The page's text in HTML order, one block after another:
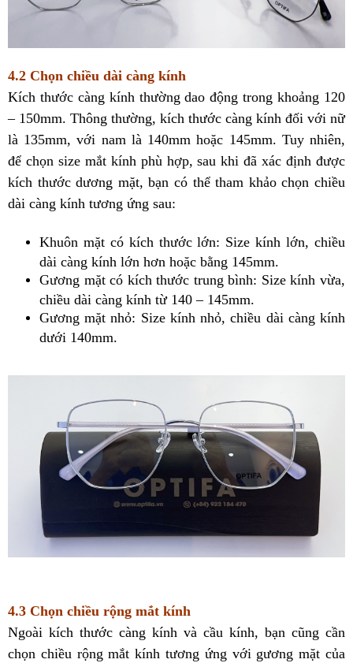
4.2 Chọn chiều dài càng kính
Kích thước càng kính thường dao động trong khoảng 120
– 150mm. Thông thường, kích thước càng kính đối với nữ
là 135mm, với nam là 140mm hoặc 145mm. Tuy nhiên,
để chọn size mắt kính phù hợp, sau khi đã xác định được
kích thước dương mặt, bạn có thể tham khảo chọn chiều
dài càng kính tương ứng sau:
Khuôn mặt có kích thước lớn: Size kính lớn, chiều
dài càng kính lớn hơn hoặc bằng 145mm.
Gương mặt có kích thước trung bình: Size kính vừa,
chiều dài càng kính từ 140 – 145mm.
Gương mặt nhỏ: Size kính nhỏ, chiều dài càng kính
dưới 140mm.
4.3 Chọn chiều rộng mắt kính
Ngoài kích thước càng kính và cầu kính, bạn cũng cần
chọn chiều rộng mắt kính tương ứng với gương mặt của